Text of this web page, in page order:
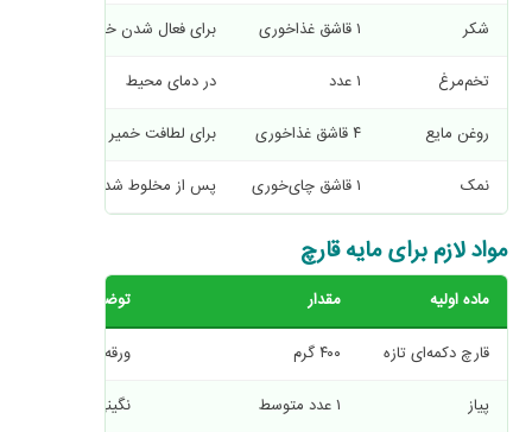
شکر
۱ قاشق غذاخوری
برای فعال شدن خمیرمایه
تخم‌مرغ
۱ عدد
در دمای محیط
روغن مایع
۴ قاشق غذاخوری
برای لطافت خمیر
نمک
۱ قاشق چای‌خوری پس از مخلوط شدن مواد اضافه
مواد لازم برای مایه قارچ
ماده اولیه مقدار توضیح
قارچ دکمه‌ای تازه ۴۰۰ گرم
ورقه‌ای یا نگینی
پیاز
۱ عدد متوسط
نگینی خردشده